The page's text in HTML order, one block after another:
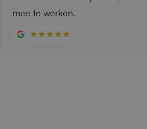
mee te werken.